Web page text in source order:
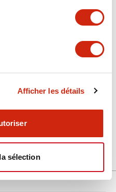
Afficher les détails
sélection